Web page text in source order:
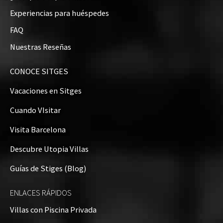
Hasta 8 húespedes
+
−
Experiencias para huéspedes
FAQ
Nuestras Reseñas
CONOCE SITGES
Vacaciones en Sitges
Cuando VIsitar
Visita Barcelona
Descubre Utopia Villas
Guías de Stiges (Blog)
ENLACES RÁPIDOS
Villas con Piscina Privada